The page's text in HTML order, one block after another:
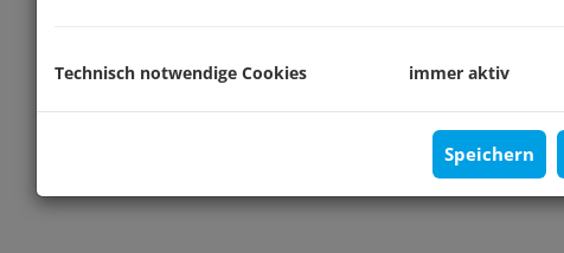
Technisch notwendige Cookies immer aktiv
Speichern